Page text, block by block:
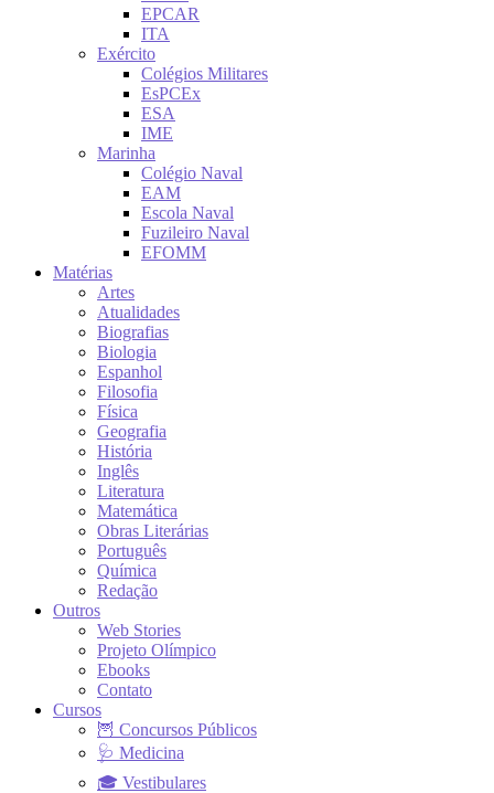
EPCAR
ITA
Exército
Colégios Militares
EsPCEx
ESA
IME
Marinha
Colégio Naval
EAM
Escola Naval
Fuzileiro Naval
EFOMM
Matérias
Artes
Atualidades
Biografias
Biologia
Espanhol
Filosofia
Física
Geografia
História
Inglês
Literatura
Matemática
Obras Literárias
Português
Química
Redação
Outros
Web Stories
Projeto Olímpico
Ebooks
Contato
Cursos
🦉 Concursos Públicos
🩺 Medicina
🎓 Vestibulares